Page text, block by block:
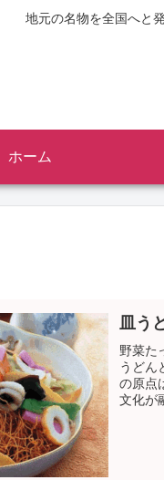
地元の名物を全国へと
ホーム
皿う
野菜た
うどん
の原点
文化が